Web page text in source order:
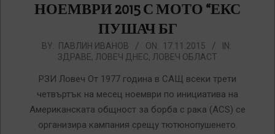
НОЕМВРИ 2015 С МОТО “ЕКС
ПУШАЧ БГ
2015-
BY: ПАВЛИН ИВАНОВ ON: 17.11.2015
IN:
ЗДРАВЕ, ЛОВЕЧ ДНЕС, ЛОВЕЧ ОБЛАСТ
РЗИ Ловеч От 1977 година в САЩ всеки трети
четвъртък на месец ноември по инициатива на
Американската общност за борба с рака (ACS) се
организира кампания срещу тютюнопушенето.